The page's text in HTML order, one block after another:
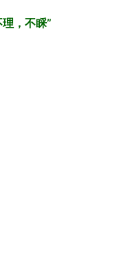
，不睬”